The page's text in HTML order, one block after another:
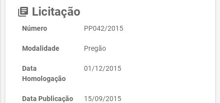
library_books Licitação
Número PP042/2015
Modalidade Pregão
Data
Homologação
01/12/2015
Data Publicação 15/09/2015